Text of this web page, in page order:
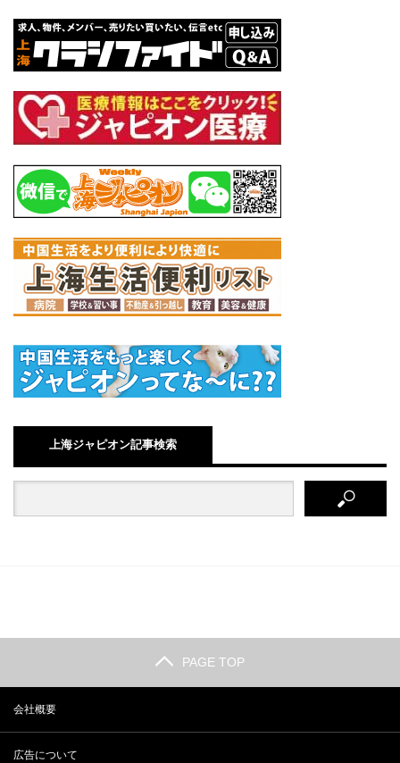
上海ジャピオン記事検索
PAGE TOP
会社概要
広告について